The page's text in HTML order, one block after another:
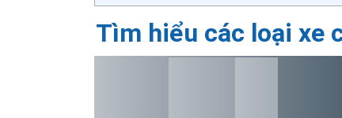
Tìm hiểu các loại xe